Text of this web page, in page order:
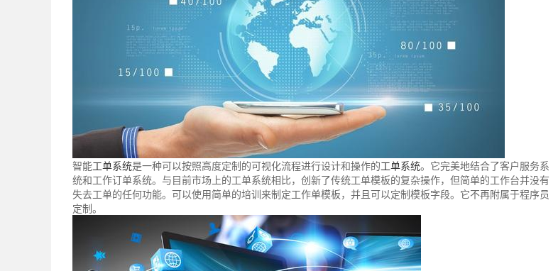
智能工单系统是一种可以按照高度定制的可视化流程进行设计和操作的工单系统。它完美地结合了客户服务系
统和工作订单系统。与目前市场上的工单系统相比，创新了传统工单模板的复杂操作，但简单的工作台并没有
失去工单的任何功能。可以使用简单的培训来制定工作单模板，并且可以定制模板字段。它不再附属于程序员
定制。